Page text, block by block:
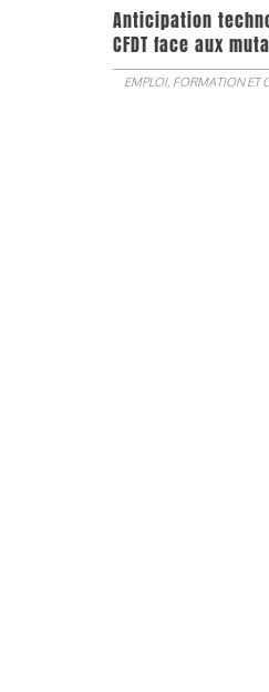
Anticipation
CFDT face aux
EMPLOI, FORMATION ET